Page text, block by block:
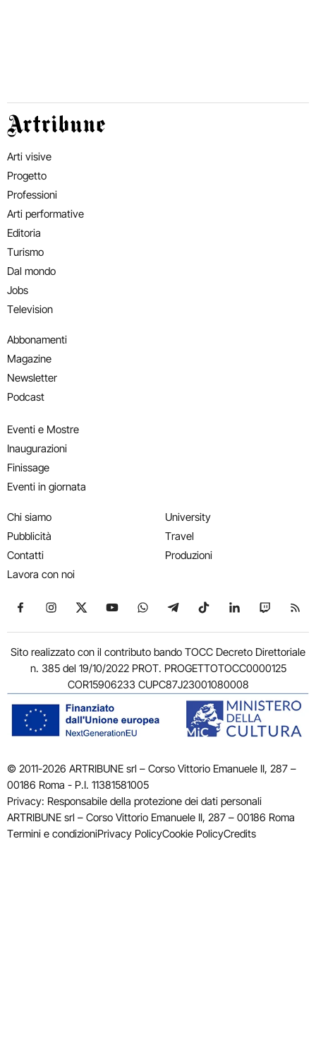
Artribune
Arti visive
Progetto
Professioni
Arti performative
Editoria
Turismo
Dal mondo
Jobs
Television
Abbonamenti
Magazine
Newsletter
Podcast
Eventi e Mostre
Inaugurazioni
Finissage
Eventi in giornata
Chi siamo
Pubblicità
Contatti
Lavora con noi
University
Travel
Produzioni
Seguici su Facebook
Seguici su Instagram
Seguici su X
Seguici su YouTube
Seguici su WhatsApp
Seguici su Telegram
Seguici su TikTok
Seguici su
Seguici
Sito realizzato con il contributo bando TOCC Decreto Direttoriale
n. 385 del 19/10/2022 PROT. PROGETTOTOCC0000125
COR15906233 CUPC87J23001080008
© 2011-2026 ARTRIBUNE srl – Corso Vittorio Emanuele II, 287 –
00186 Roma - P.I. 11381581005
Privacy: Responsabile della protezione dei dati personali
ARTRIBUNE srl – Corso Vittorio Emanuele II, 287 – 00186 Roma
Termini e condizioniPrivacy PolicyCookie PolicyCredits